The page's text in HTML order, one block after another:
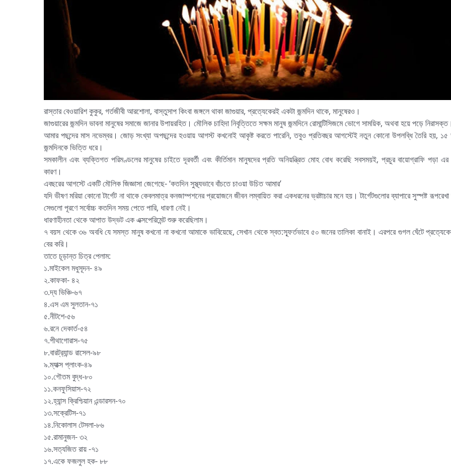
রাস্তার বেওয়ারিশ কুকুর, গর্তজীবী আরশোলা, বাস্তুসাপ কিংবা জঙ্গলে থাকা জাগুয়ার, প্রত্যেকেরই একটা জন্মদিন থাকে, মানুষেরও।
জাগুয়ারের জন্মদিন ভাবনা মানুষের সমাজে জানার উপায়রহিত। মৌলিক চাহিদা নিবৃত্তিতে সক্ষম মানুষ জন্মদিনে রোমান্টিসিজমে ভোগে সাময়িক, অথবা হয়ে পড়ে নিরাসক্ত।
আমার পছন্দের মাস নভেম্বর। জোড় সংখ্যা অপছন্দের হওয়ায় আগস্ট কখনোই আকৃষ্ট করতে পারেনি, তবুও প্রতিবছর আগস্টেই নতুন কোনো উপলব্ধি তৈরি হয়,
জন্মদিনকে ভিত্তি ধরে।
সমকালীন এবং ব্যক্তিগত পরিমণ্ডলের মানুষের চাইতে দূরবর্তী এবং কীর্তিমান মানুষদের প্রতি অনিয়ন্ত্রিত মোহ বোধ করেছি সবসময়ই, প্রচুর বায়োগ্রাফি পড়া
কারণ।
এবছরের আগস্টে একটি মৌলিক জিজ্ঞাসা জেগেছে- ‘কতদিন সুস্থ্যভাবে বাঁচতে চাওয়া উচিত আমার’
যদি ভীষণ মরিয়া কোনো টার্গেট না থাকে কেবলমাত্র কনজাম্পশনের প্রয়োজনে জীবন লম্বায়িত করা একধরনের ভ্রষ্টাচার মনে হয়। টার্গেটগুলোর ব্যাপারে সুস্পষ্ট
সেগুলো পূরণে সর্বোচ্চ কতদিন সময় পেতে পারি, ধারণা নেই।
ধারণাহীনতা থেকে আপাত উদ্ভট এক এক্সপেরিমেন্ট শুরু করেছিলাম।
৭ বয়স থেকে ৩৬ অবধি যে সমস্ত মানুষ কখনো না কখনো আমাকে ভাবিয়েছে, সেখান থেকে স্বত:স্ফূর্তভাবে ৫০ জনের তালিকা বানাই। এরপরে গুগল ঘেঁটে
বের করি।
তাতে চূড়ান্ত চিত্র পেলাম:
১.মাইকেল মধুসূদন- ৪৯
২.কাফকা- ৪২
৩.দ্য ভিঞ্চি-৬৭
৪.এস এম সুলতান-৭১
৫.নীটশে-৫৬
৬.রনে দেকার্ত-৫৪
৭.পীথাগোরাস-৭৫
৮.বারট্র‍্যান্ড রাসেল-৯৮
৯.ম্যাক্স প্লাংক-৪৯
১০.গৌতম বুদ্ধ-৮০
১১.কনফুসিয়াস-৭২
১২.হ্যান্স ক্রিশ্চিয়ান এন্ডারসন-৭০
১৩.সক্রেটিস-৭১
১৪.নিকোলাস টেসলা-৮৬
১৫.রামানুজন- ৩২
১৬.সত্যজিত রায় -৭১
১৭.একে ফজলুল হক- ৮৮